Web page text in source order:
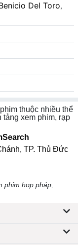
Del Toro,
thuộc nhiều thể
tảng xem phim, rạp
TP. Thủ Đức
phim hợp pháp,